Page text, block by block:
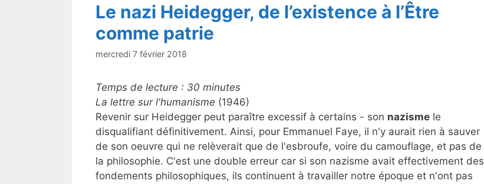
Le nazi Heidegger, de l’existence à l’Être
comme patrie
mercredi 7 février 2018
Temps de lecture : 30 minutes
La lettre sur l'humanisme (1946)
Revenir sur Heidegger peut paraître excessif à certains - son nazisme le
disqualifiant définitivement. Ainsi, pour Emmanuel Faye, il n'y aurait rien à sauver
de son oeuvre qui ne relèverait que de l'esbroufe, voire du camouflage, et pas de
la philosophie. C'est une double erreur car si son nazisme avait effectivement des
fondements philosophiques, ils continuent à travailler notre époque et n'ont pas